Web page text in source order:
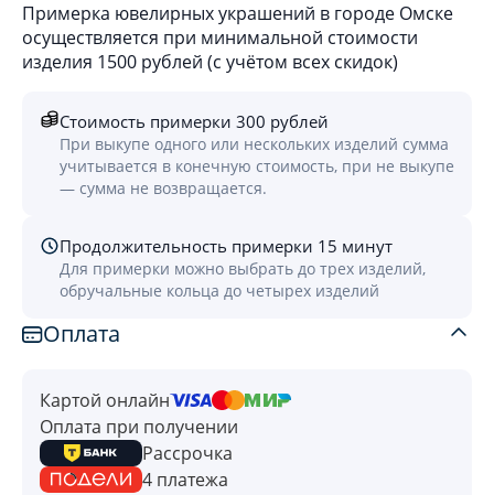
Примерка ювелирных украшений в городе Омске
осуществляется при минимальной стоимости
изделия 1500 рублей (с учётом всех скидок)
Стоимость примерки 300 рублей
При выкупе одного или нескольких изделий сумма
учитывается в конечную стоимость, при не выкупе
— сумма не возвращается.
Продолжительность примерки 15 минут
Для примерки можно выбрать до трех изделий,
обручальные кольца до четырех изделий
Оплата
Картой онлайн
Оплата при получении
Рассрочка
4 платежа